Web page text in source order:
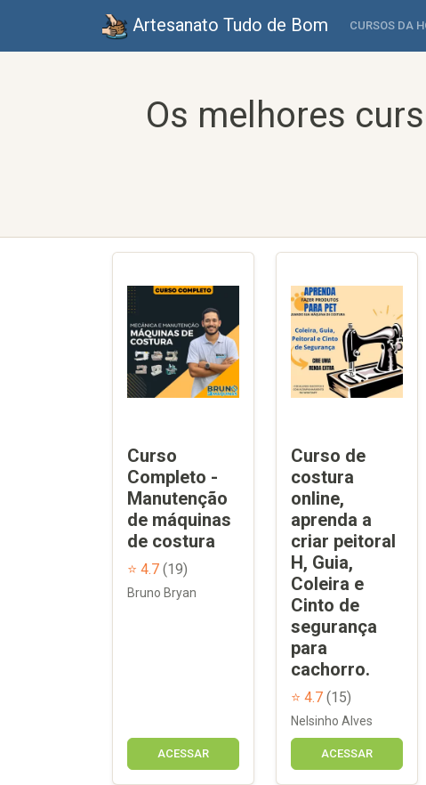
Artesanato Tudo de Bom CURSOS DA
Os melhores
Curso
Completo -
Manutenção
de máquinas
de costura
⭐ 4.7 (19)
Bruno Bryan
ACESSAR
Curso de
costura
online,
aprenda a
criar peitoral
H, Guia,
Coleira e
Cinto de
segurança
para
cachorro.
⭐ 4.7 (15)
Nelsinho Alves
ACESSAR